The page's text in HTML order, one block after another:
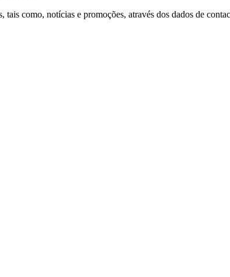
como, notícias e promoções, através dos dados de